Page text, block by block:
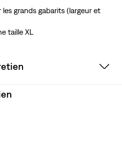
grands gabarits (largeur et
taille XL